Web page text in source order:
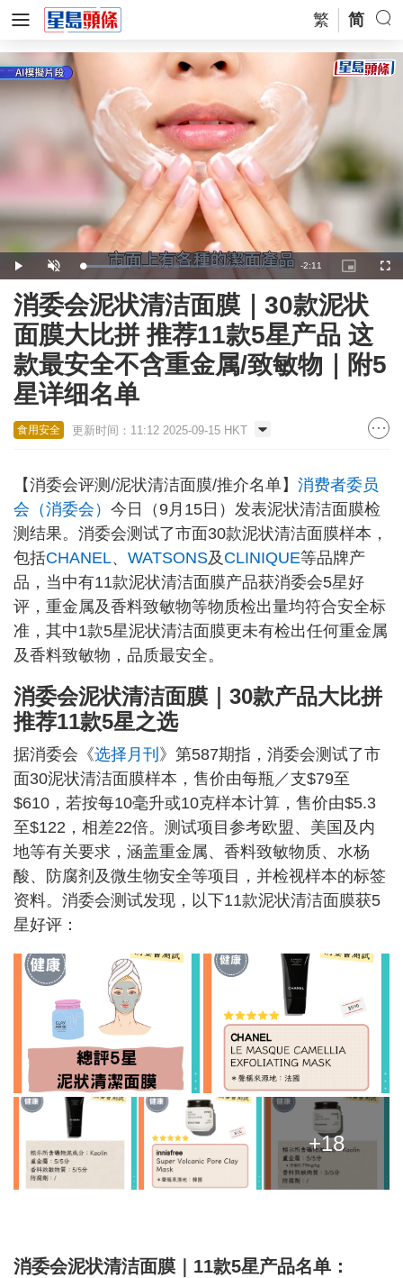
繁 简
Play Unmute Loaded:
24.59%
Remaining
Time
-2:11
Picture-
in-
消委会泥状清洁面膜｜30款泥状
面膜大比拼 推荐11款5星产品 这
款最安全不含重金属/致敏物｜附5
星详细名单
食用安全 更新时间：11:12 2025-09-15 HKT
【消委会评测/泥状清洁面膜/推介名单】 消费者委员
会（消委会） 今日（9月15日）发表泥状清洁面膜检
测结果。消委会测试了市面30款泥状清洁面膜样本，
包括CHANEL、 WATSONS及 CLINIQUE等品牌产
品，当中有11款泥状清洁面膜产品获消委会5星好
评，重金属及香料致敏物等物质检出量均符合安全标
准，其中1款5星泥状清洁面膜更未有检出任何重金属
及香料致敏物，品质最安全。
消委会泥状清洁面膜｜30款产品大比拼
推荐11款5星之选
据消委会《选择月刊 》第587期指，消委会测试了市
面30泥状清洁面膜样本，售价由每瓶／支$79至
$610，若按每10毫升或10克样本计算，售价由$5.3
至$122，相差22倍。测试项目参考欧盟、美国及内
地等有关要求，涵盖重金属、香料致敏物质、水杨
酸、防腐剂及微生物安全等项目，并检视样本的标签
资料。消委会测试发现，以下11款泥状清洁面膜获5
星好评：
+18
消委会泥状清洁面膜｜11款5星产品名单：